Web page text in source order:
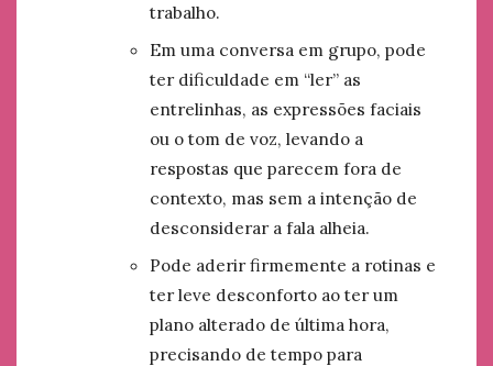
trabalho.
Em uma conversa em grupo, pode
ter dificuldade em “ler” as
entrelinhas, as expressões faciais
ou o tom de voz, levando a
respostas que parecem fora de
contexto, mas sem a intenção de
desconsiderar a fala alheia.
Pode aderir firmemente a rotinas e
ter leve desconforto ao ter um
plano alterado de última hora,
precisando de tempo para